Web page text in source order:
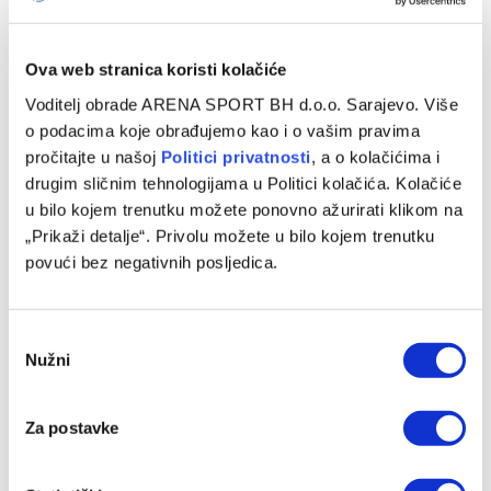
Ova web stranica koristi kolačiće
Voditelj obrade ARENA SPORT BH d.o.o. Sarajevo. Više
o podacima koje obrađujemo kao i o vašim pravima
pročitajte u našoj Politici privatnosti, a o kolačićima i
drugim sličnim tehnologijama u Politici kolačića. Kolačiće
u bilo kojem trenutku možete ponovno ažurirati klikom na
„Prikaži detalje“. Privolu možete u bilo kojem trenutku
povući bez negativnih posljedica.
Selection
Nužni
Za postavke
Guardiola nas nije odbio zbog novca
Nemanja Anđušić ima novi angažman u karijeri